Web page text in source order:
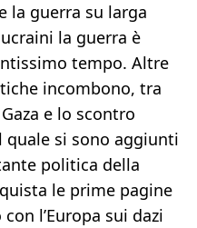
la guerra su larga
la guerra è
tempo. Altre
incombono, tra
e lo scontro
quale si sono aggiunti
politica della
le prime pagine
l’Europa sui dazi